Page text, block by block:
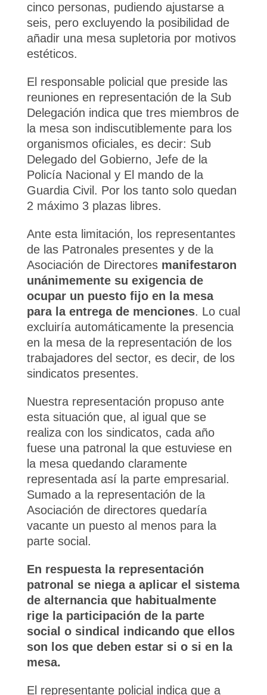
cinco personas, pudiendo ajustarse a
seis, pero excluyendo la posibilidad de
añadir una mesa supletoria por motivos
estéticos.
El responsable policial que preside las
reuniones en representación de la Sub
Delegación indica que tres miembros de
la mesa son indiscutiblemente para los
organismos oficiales, es decir: Sub
Delegado del Gobierno, Jefe de la
Policía Nacional y El mando de la
Guardia Civil. Por los tanto solo quedan
2 máximo 3 plazas libres.
Ante esta limitación, los representantes
de las Patronales presentes y de la
Asociación de Directores manifestaron
unánimemente su exigencia de
ocupar un puesto fijo en la mesa
para la entrega de menciones. Lo cual
excluiría automáticamente la presencia
en la mesa de la representación de los
trabajadores del sector, es decir, de los
sindicatos presentes.
Nuestra representación propuso ante
esta situación que, al igual que se
realiza con los sindicatos, cada año
fuese una patronal la que estuviese en
la mesa quedando claramente
representada así la parte empresarial.
Sumado a la representación de la
Asociación de directores quedaría
vacante un puesto al menos para la
parte social.
En respuesta la representación
patronal se niega a aplicar el sistema
de alternancia que habitualmente
rige la participación de la parte
social o sindical indicando que ellos
son los que deben estar si o si en la
mesa.
El representante policial indica que a